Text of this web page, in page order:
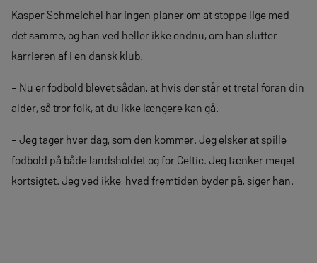
Kasper Schmeichel har ingen planer om at stoppe lige med
det samme, og han ved heller ikke endnu, om han slutter
karrieren af i en dansk klub.
– Nu er fodbold blevet sådan, at hvis der står et tretal foran din
alder, så tror folk, at du ikke længere kan gå.
– Jeg tager hver dag, som den kommer. Jeg elsker at spille
fodbold på både landsholdet og for Celtic. Jeg tænker meget
kortsigtet. Jeg ved ikke, hvad fremtiden byder på, siger han.